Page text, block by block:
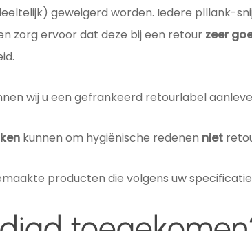
geweigerd worden. Iedere plllank-
zorg ervoor dat deze bij een retour zeer
wij u een gefrankeerd retourlabel
kunnen om hygiënische redenen niet
producten die volgens uw